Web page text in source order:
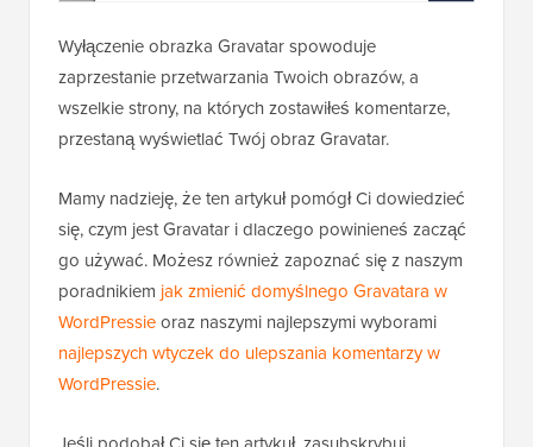
Wyłączenie obrazka Gravatar spowoduje
zaprzestanie przetwarzania Twoich obrazów, a
wszelkie strony, na których zostawiłeś komentarze,
przestaną wyświetlać Twój obraz Gravatar.
Mamy nadzieję, że ten artykuł pomógł Ci dowiedzieć
się, czym jest Gravatar i dlaczego powinieneś zacząć
go używać. Możesz również zapoznać się z naszym
poradnikiem jak zmienić domyślnego Gravatara w
WordPressieoraz naszymi najlepszymi wyborami
najlepszych wtyczek do ulepszania komentarzy w
WordPressie.